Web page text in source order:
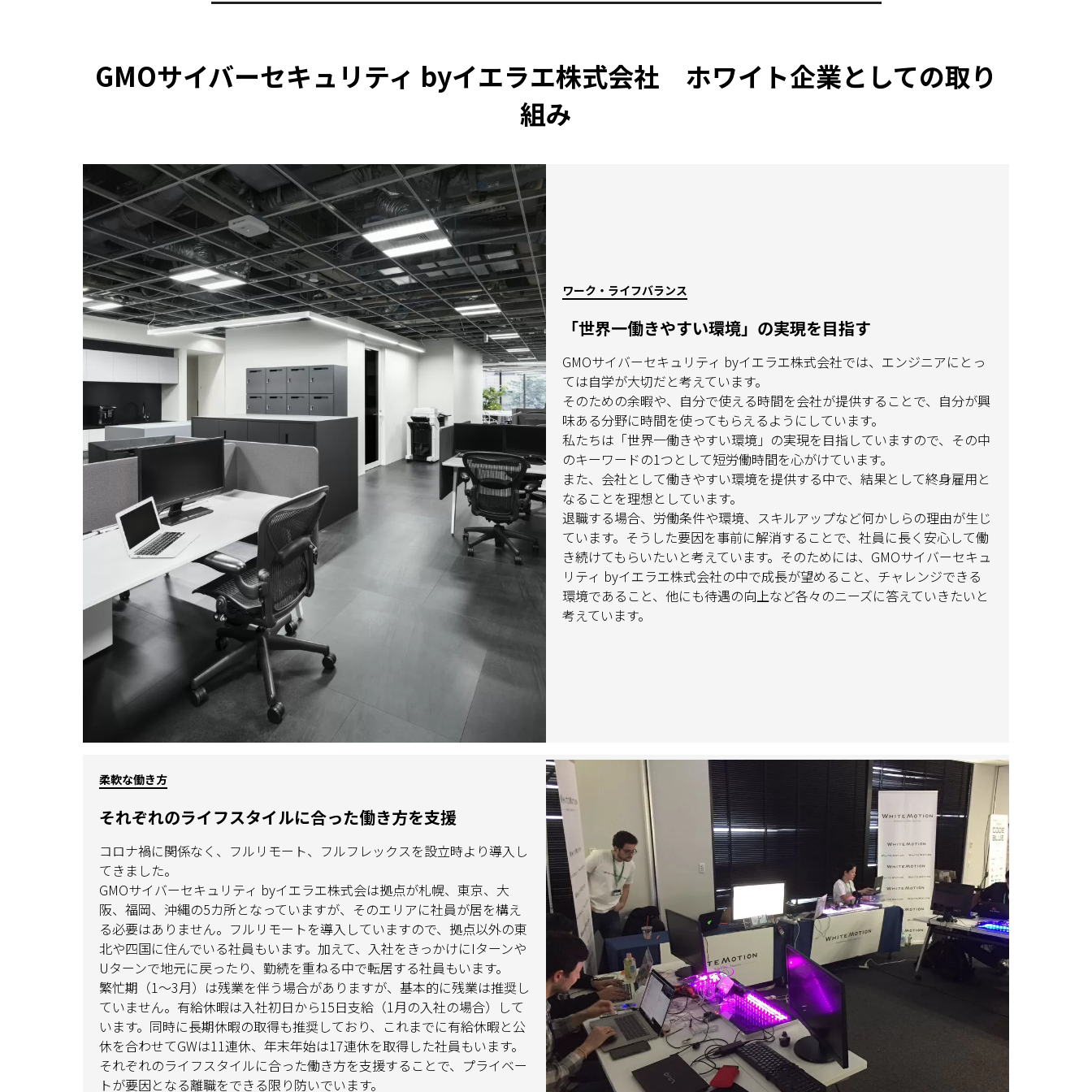
GMOサイバーセキュリティ byイエラエ株式会社 ホワイト企業としての取り
組み
ワーク・ライフバランス
「世界一働きやすい環境」の実現を目指す
GMOサイバーセキュリティ byイエラエ株式会社では、エンジニアにとっ
ては自学が大切だと考えています。
そのための余暇や、自分で使える時間を会社が提供することで、自分が興
味ある分野に時間を使ってもらえるようにしています。
私たちは「世界一働きやすい環境」の実現を目指していますので、その中
のキーワードの1つとして短労働時間を心がけています。
また、会社として働きやすい環境を提供する中で、結果として終身雇用と
なることを理想としています。
退職する場合、労働条件や環境、スキルアップなど何かしらの理由が生じ
ています。そうした要因を事前に解消することで、社員に長く安心して働
き続けてもらいたいと考えています。そのためには、GMOサイバーセキュ
リティ byイエラエ株式会社の中で成長が望めること、チャレンジできる
環境であること、他にも待遇の向上など各々のニーズに答えていきたいと
考えています。
柔軟な働き方
それぞれのライフスタイルに合った働き方を支援
コロナ禍に関係なく、フルリモート、フルフレックスを設立時より導入し
てきました。
GMOサイバーセキュリティ byイエラエ株式会は拠点が札幌、東京、大
阪、福岡、沖縄の5カ所となっていますが、そのエリアに社員が居を構え
る必要はありません。フルリモートを導入していますので、拠点以外の東
北や四国に住んでいる社員もいます。加えて、入社をきっかけにIターンや
Uターンで地元に戻ったり、勤続を重ねる中で転居する社員もいます。
繁忙期（1～3月）は残業を伴う場合がありますが、基本的に残業は推奨し
ていません。有給休暇は入社初日から15日支給（1月の入社の場合）して
います。同時に長期休暇の取得も推奨しており、これまでに有給休暇と公
休を合わせてGWは11連休、年末年始は17連休を取得した社員もいます。
それぞれのライフスタイルに合った働き方を支援することで、プライベー
トが要因となる離職をできる限り防いでいます。